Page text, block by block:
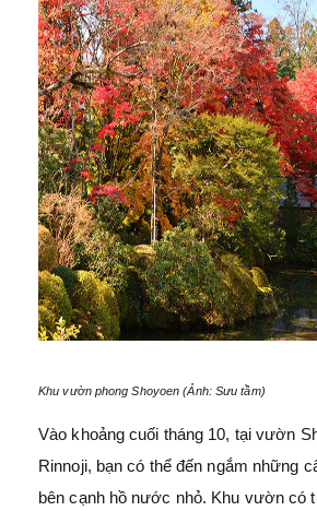
Khu vườn phong Shoyoen (Ảnh: Sưu tầm)
Vào khoảng cuối tháng 10, tại vườn
Rinnoji, bạn có thể đến ngắm những
bên cạnh hồ nước nhỏ. Khu vườn có